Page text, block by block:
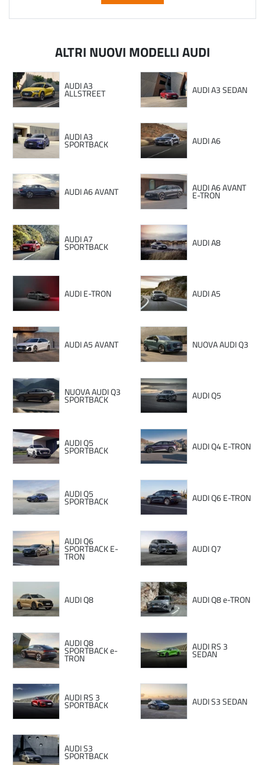
ALTRI NUOVI MODELLI AUDI
AUDI A3
ALLSTREET AUDI A3 SEDAN
AUDI A3
SPORTBACK AUDI A6
AUDI A6 AVANT AUDI A6 AVANT
E-TRON
AUDI A7
SPORTBACK AUDI A8
AUDI E-TRON AUDI A5
AUDI A5 AVANT NUOVA AUDI Q3
NUOVA AUDI Q3
SPORTBACK AUDI Q5
AUDI Q5
SPORTBACK AUDI Q4 E-TRON
AUDI Q5
SPORTBACK AUDI Q6 E-TRON
AUDI Q6
SPORTBACK E-
TRON
AUDI Q7
AUDI Q8 AUDI Q8 e-TRON
AUDI Q8
SPORTBACK e-
TRON
AUDI RS 3
SEDAN
AUDI RS 3
SPORTBACK AUDI S3 SEDAN
AUDI S3
SPORTBACK